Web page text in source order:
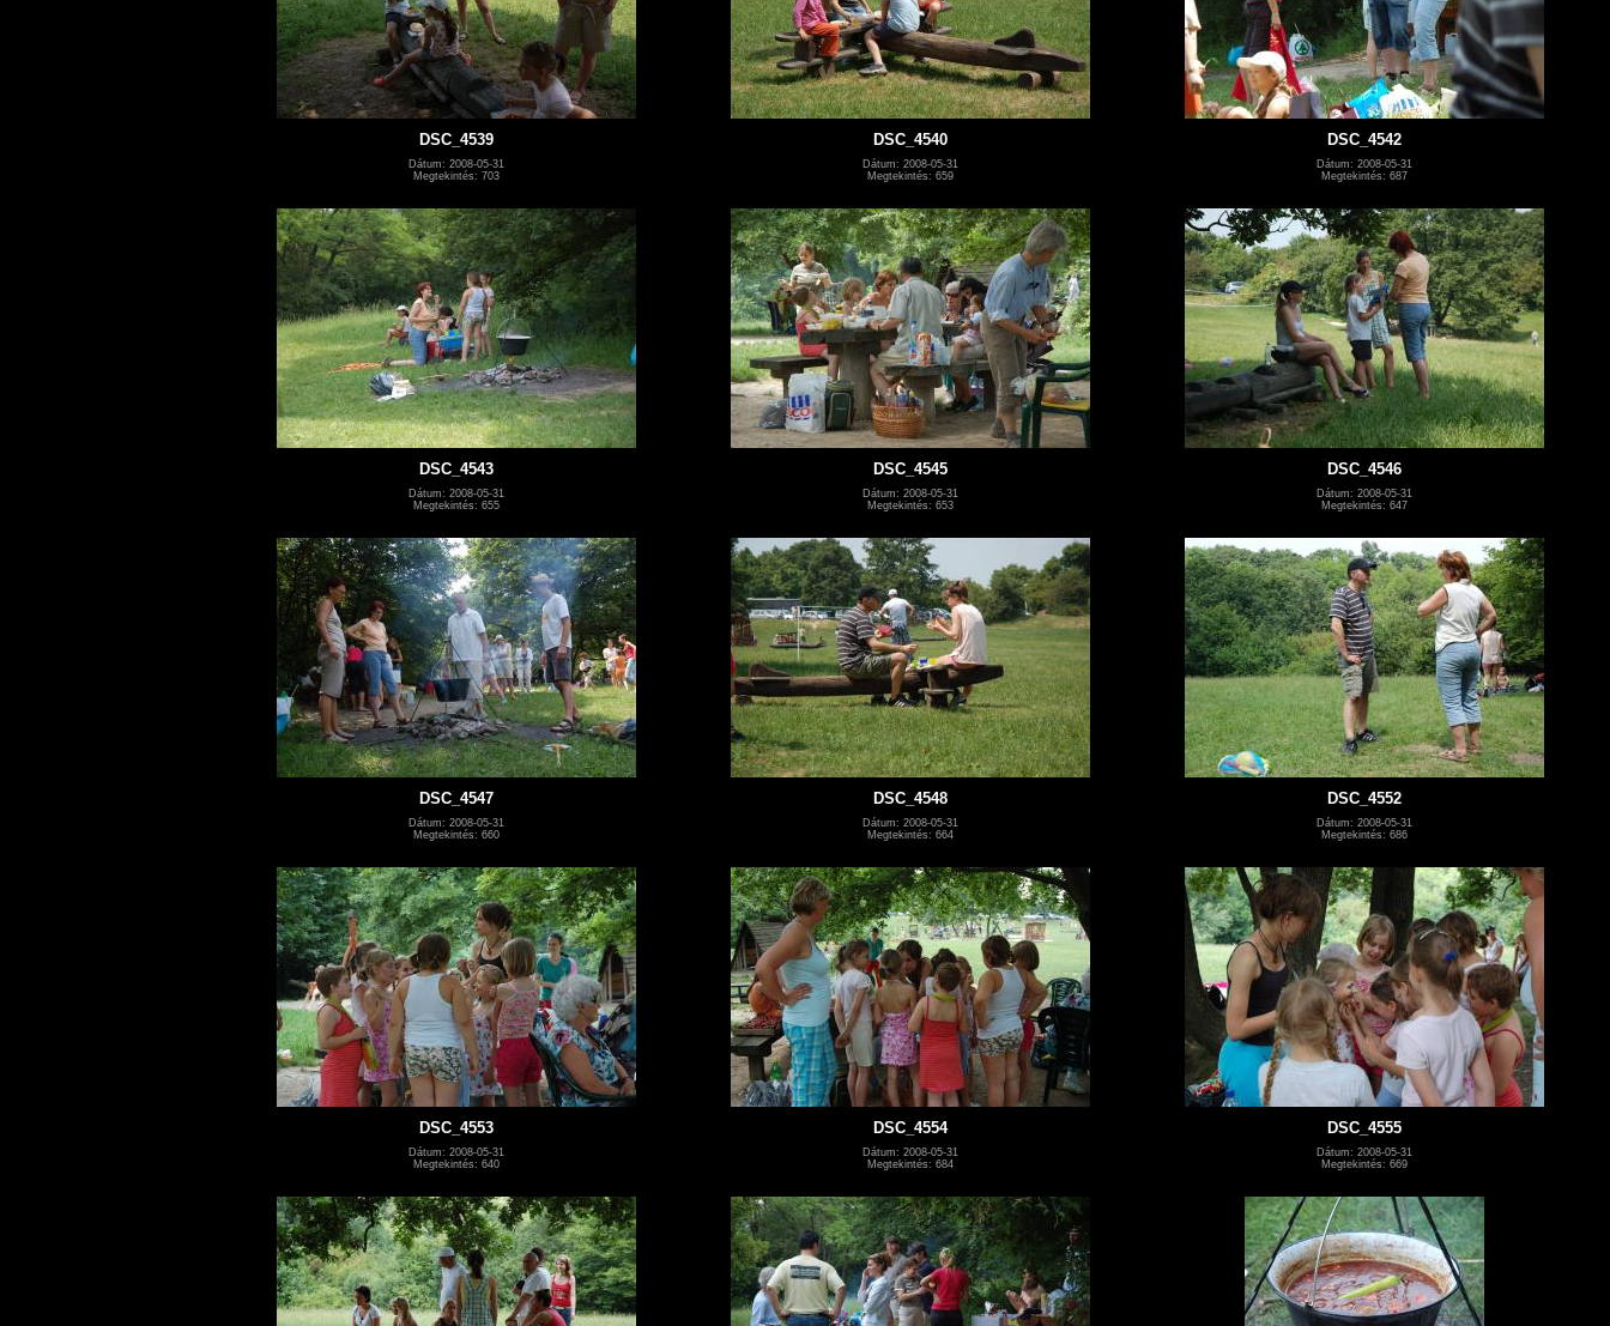
DSC_4539
Dátum: 2008-05-31
Megtekintés: 703
DSC_4540
Dátum: 2008-05-31
Megtekintés: 659
DSC_4542
Dátum: 2008-05-31
Megtekintés: 687
DSC_4543
Dátum: 2008-05-31
Megtekintés: 655
DSC_4545
Dátum: 2008-05-31
Megtekintés: 653
DSC_4546
Dátum: 2008-05-31
Megtekintés: 647
DSC_4547
Dátum: 2008-05-31
Megtekintés: 660
DSC_4548
Dátum: 2008-05-31
Megtekintés: 664
DSC_4552
Dátum: 2008-05-31
Megtekintés: 686
DSC_4553
Dátum: 2008-05-31
Megtekintés: 640
DSC_4554
Dátum: 2008-05-31
Megtekintés: 684
DSC_4555
Dátum: 2008-05-31
Megtekintés: 669